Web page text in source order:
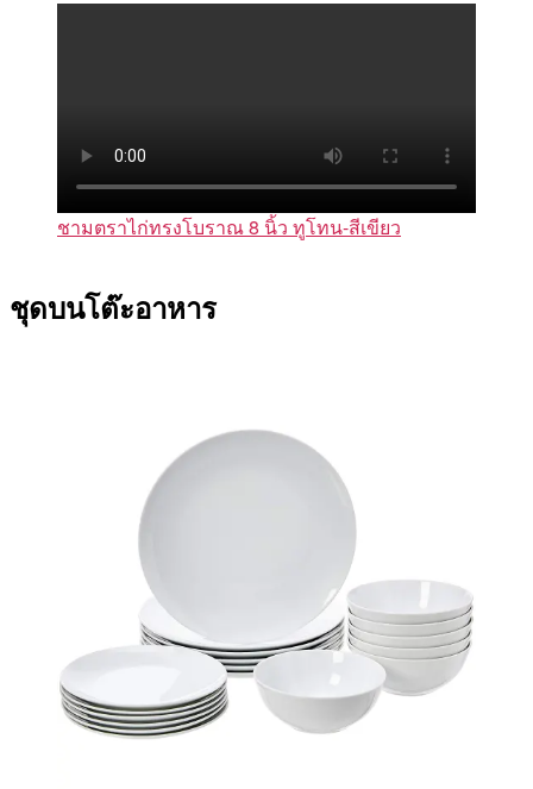
ชามตราไก่ทรงโบราณ 8 นิ้ว ทูโทน-สีเขียว
ชุดบนโต๊ะอาหาร